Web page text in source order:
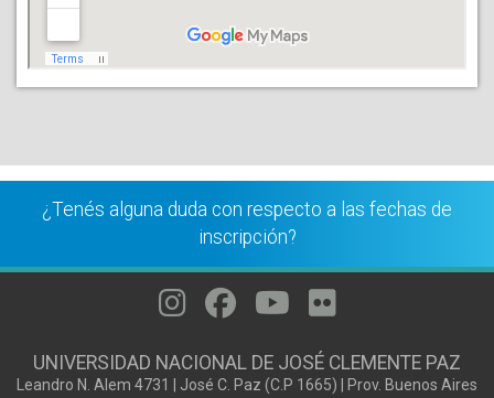
¿Tenés alguna duda con respecto a las fechas de
inscripción?
UNIVERSIDAD NACIONAL DE JOSÉ CLEMENTE PAZ
Leandro N. Alem 4731 | José C. Paz (C.P 1665) | Prov. Buenos Aires